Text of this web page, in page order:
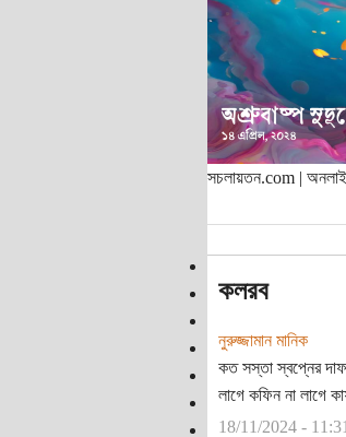
সচলায়তন.com |
কলরব
নুরুজ্জামান মানিক
কত সস্তা স্বপ্নের
লাগে কফিন না লাগে
18/11/2024 -